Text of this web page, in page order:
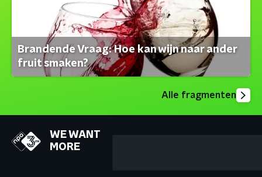
Brandende Vraag: Hoe kan wijn naar ander
fruit smaken?
Alle fragmenten
WE WANT
MORE